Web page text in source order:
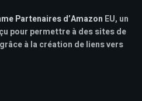
Partenaires d’Amazon EU, un
pour permettre à des sites de
à la création de liens vers